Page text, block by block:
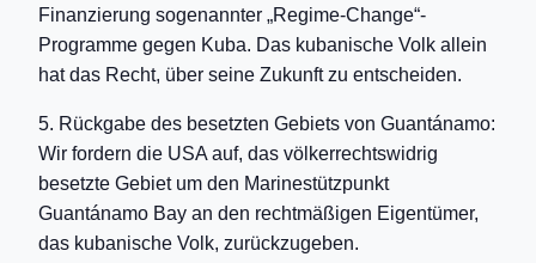
Finanzierung sogenannter „Regime-Change“-
Programme gegen Kuba. Das kubanische Volk allein
hat das Recht, über seine Zukunft zu entscheiden.
5. Rückgabe des besetzten Gebiets von Guantánamo:
Wir fordern die USA auf, das völkerrechtswidrig
besetzte Gebiet um den Marinestützpunkt
Guantánamo Bay an den rechtmäßigen Eigentümer,
das kubanische Volk, zurückzugeben.